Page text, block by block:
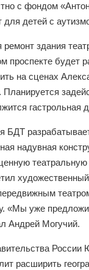
с фондом
для детей с
ремонт здания
проспекте будет
на сценах
Планируется
гастрольная
БДТ
надувная
«Мы уже
Андрей Могучий.
России
расширить